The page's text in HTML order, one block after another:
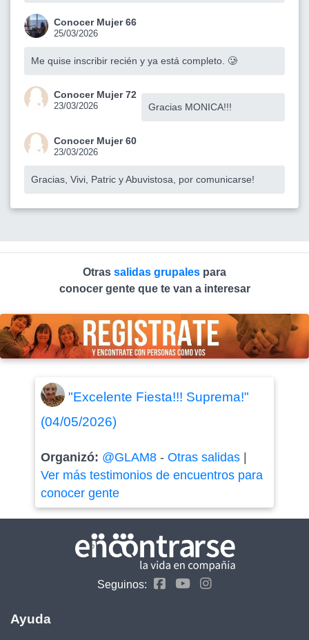
Conocer Mujer 66
25/03/2026
Me quise inscribir recién y ya está completo. 🥲
Conocer Mujer 72
23/03/2026 Gracias MONICA!!!
Conocer Mujer 60
23/03/2026
Gracias, Vivi, Patric y Abuvistosa, por comunicarse!
Otras salidas grupales para
conocer gente que te van a interesar
"Excelente Fiesta!!! Suprema!"
(04/05/2026)
Organizó: @GLAM8- Otras salidas|
Ver más testimonios de encuentros para
conocer gente
Seguinos:
Ayuda